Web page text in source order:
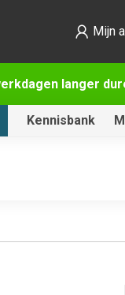
langer
Mijn
Kennisbank